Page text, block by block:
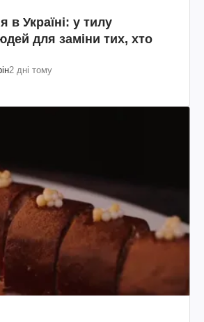
в Україні: у тилу
для заміни тих, хто
2 дні тому